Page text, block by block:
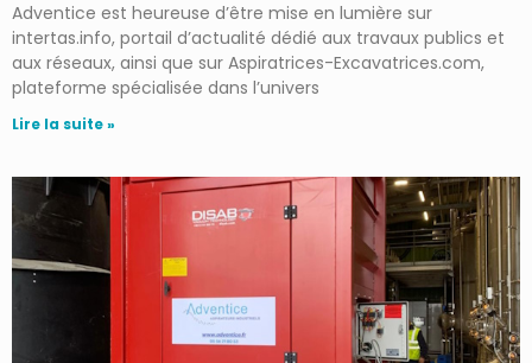
Adventice est heureuse d’être mise en lumière sur
intertas.info, portail d’actualité dédié aux travaux publics et
aux réseaux, ainsi que sur Aspiratrices-Excavatrices.com,
plateforme spécialisée dans l’univers
Lire la suite »